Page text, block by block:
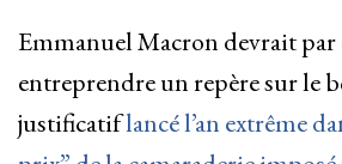
Emmanuel Macron devrait
entreprendre un repère sur le
justificatiflancé l’an extrême